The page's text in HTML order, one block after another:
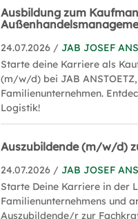
Ausbildung zum
24.07.2026 /JAB JOSEF
Starte deine Karriere als
(m/w/d) bei JAB
Familienunternehmen.
Logistik!
Auszubildende (m/w/d)
24.07.2026 /JAB JOSEF
Starte Deine Karriere in der
Familienunternehmens und
Auszubildende/r zur